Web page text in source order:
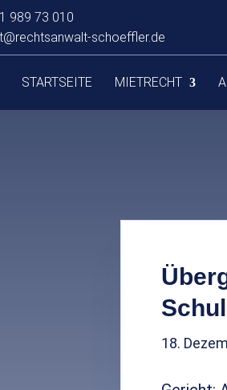
989 73 010
schoeffler.de
STARTSEITE MIETRECHT
18.